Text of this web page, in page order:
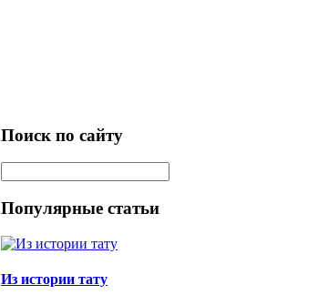
Поиск по сайту
Популярные статьи
Из истории тату